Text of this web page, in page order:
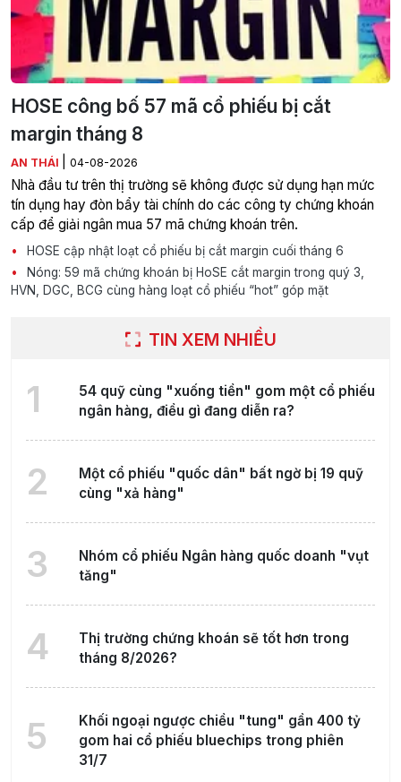
HOSE công bố 57 mã cổ phiếu bị cắt
margin tháng 8
AN THÁI 04-08-2026
Nhà đầu tư trên thị trường sẽ không được sử dụng hạn mức
tín dụng hay đòn bẩy tài chính do các công ty chứng khoán
cấp để giải ngân mua 57 mã chứng khoán trên.
HOSE cập nhật loạt cổ phiếu bị cắt margin cuối tháng 6
Nóng: 59 mã chứng khoán bị HoSE cắt margin trong quý 3,
HVN, DGC, BCG cùng hàng loạt cổ phiếu “hot” góp mặt
TIN XEM NHIỀU
1
54 quỹ cùng "xuống tiền" gom một cổ phiếu
ngân hàng, điều gì đang diễn ra?
2
Một cổ phiếu "quốc dân" bất ngờ bị 19 quỹ
cùng "xả hàng"
3
Nhóm cổ phiếu Ngân hàng quốc doanh "vụt
tăng"
4
Thị trường chứng khoán sẽ tốt hơn trong
tháng 8/2026?
5
Khối ngoại ngược chiều "tung" gần 400 tỷ
gom hai cổ phiếu bluechips trong phiên
31/7